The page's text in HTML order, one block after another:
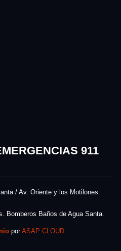
911
/ Av. Oriente y los Motilones
Bomberos Baños de Agua Santa.
porASAP CLOUD